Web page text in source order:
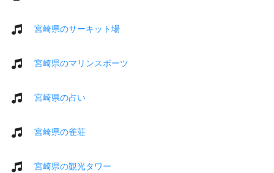
宮崎県のサーキット場
宮崎県のマリンスポーツ
宮崎県の占い
宮崎県の雀荘
宮崎県の観光タワー